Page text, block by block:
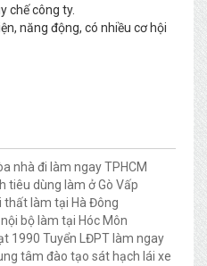
chế công ty.
năng động, có nhiều cơ hội
nhà đi làm ngay TPHCM
tiêu dùng làm ở Gò Vấp
thất làm tại Hà Đông
bộ làm tại Hóc Môn
1990 Tuyển LĐPT làm ngay
tâm đào tạo sát hạch lái xe